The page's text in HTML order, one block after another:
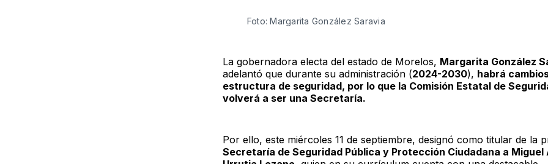
Foto: Margarita González Saravia
La gobernadora electa del estado de Morelos, Margarita González
adelantó que durante su administración (2024-2030), habrá
estructura de seguridad, por lo que la Comisión Estatal de
volverá a ser una Secretaría.
Por ello, este miércoles 11 de septiembre, designó como titular de la
Secretaría de Seguridad Pública y Protección Ciudadana a Miguel